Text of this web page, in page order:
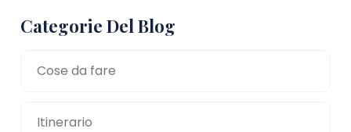
Categorie Del Blog
Cose da fare
Itinerario